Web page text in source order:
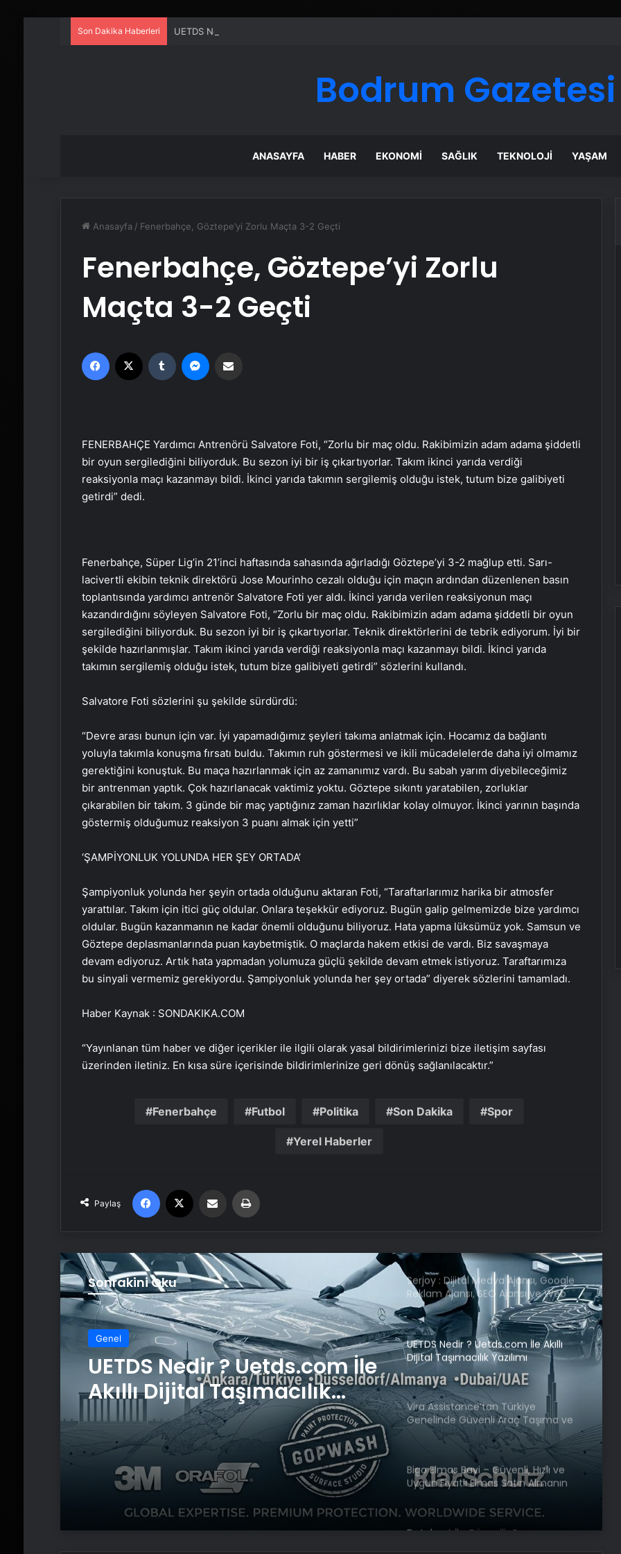
Son Dakika Haberleri UETDS Nedir ? Uetds.com İle Akıllı Dijital Taşımacılık Yazılımı
Bodrum Gazetesi
ANASAYFA HABER EKONOMI SAĞLIK TEKNOLOJI YAŞAM
Anasayfa / Fenerbahçe, Göztepe’yi Zorlu Maçta 3-2 Geçti
Fenerbahçe, Göztepe’yi Zorlu
Maçta 3-2 Geçti
Facebook Tumblr
FENERBAHÇE Yardımcı Antrenörü Salvatore Foti, “Zorlu bir maç oldu. Rakibimizin adam adama şiddetli
bir oyun sergilediğini biliyorduk. Bu sezon iyi bir iş çıkartıyorlar. Takım ikinci yarıda verdiği
reaksiyonla maçı kazanmayı bildi. İkinci yarıda takımın sergilemiş olduğu istek, tutum bize galibiyeti
getirdi” dedi.
Fenerbahçe, Süper Lig’in 21’inci haftasında sahasında ağırladığı Göztepe’yi 3-2 mağlup etti. Sarı-
lacivertli ekibin teknik direktörü Jose Mourinho cezalı olduğu için maçın ardından düzenlenen basın
toplantısında yardımcı antrenör Salvatore Foti yer aldı. İkinci yarıda verilen reaksiyonun maçı
kazandırdığını söyleyen Salvatore Foti, “Zorlu bir maç oldu. Rakibimizin adam adama şiddetli bir oyun
sergilediğini biliyorduk. Bu sezon iyi bir iş çıkartıyorlar. Teknik direktörlerini de tebrik ediyorum. İyi bir
şekilde hazırlanmışlar. Takım ikinci yarıda verdiği reaksiyonla maçı kazanmayı bildi. İkinci yarıda
takımın sergilemiş olduğu istek, tutum bize galibiyeti getirdi” sözlerini kullandı.
Salvatore Foti sözlerini şu şekilde sürdürdü:
“Devre arası bunun için var. İyi yapamadığımız şeyleri takıma anlatmak için. Hocamız da bağlantı
yoluyla takımla konuşma fırsatı buldu. Takımın ruh göstermesi ve ikili mücadelelerde daha iyi olmamız
gerektiğini konuştuk. Bu maça hazırlanmak için az zamanımız vardı. Bu sabah yarım diyebileceğimiz
bir antrenman yaptık. Çok hazırlanacak vaktimiz yoktu. Göztepe sıkıntı yaratabilen, zorluklar
çıkarabilen bir takım. 3 günde bir maç yaptığınız zaman hazırlıklar kolay olmuyor. İkinci yarının başında
göstermiş olduğumuz reaksiyon 3 puanı almak için yetti”
‘ŞAMPİYONLUK YOLUNDA HER ŞEY ORTADA’
Şampiyonluk yolunda her şeyin ortada olduğunu aktaran Foti, “Taraftarlarımız harika bir atmosfer
yarattılar. Takım için itici güç oldular. Onlara teşekkür ediyoruz. Bugün galip gelmemizde bize yardımcı
oldular. Bugün kazanmanın ne kadar önemli olduğunu biliyoruz. Hata yapma lüksümüz yok. Samsun ve
Göztepe deplasmanlarında puan kaybetmiştik. O maçlarda hakem etkisi de vardı. Biz savaşmaya
devam ediyoruz. Artık hata yapmadan yolumuza güçlü şekilde devam etmek istiyoruz. Taraftarımıza
bu sinyali vermemiz gerekiyordu. Şampiyonluk yolunda her şey ortada” diyerek sözlerini tamamladı.
Haber Kaynak : SONDAKIKA.COM
“Yayınlanan tüm haber ve diğer içerikler ile ilgili olarak yasal bildirimlerinizi bize iletişim sayfası
üzerinden iletiniz. En kısa süre içerisinde bildirimlerinize geri dönüş sağlanılacaktır.”
Fenerbahçe Futbol Politika Son Dakika Spor
Yerel Haberler
Paylaş
Facebook Email'den paylaş
Sonrakini Oku
Genel
UETDS Nedir ? Uetds.com İle
Akıllı Dijital Taşımacılık
Yazılımı
Başkan Erdoğan’dan ZTK şampiyonu
Galatasaray’a tebrik
zirvesi! İran, Avrupalı yetkililerle bir
araya gelecek
ve Türk dış politikasına övgü
Serjoy : Dijital Medya Ajansı, Google
Reklam Ajansı, SEO Ajansı ve Web
Tasarım Ajansı
UETDS Nedir ? Uetds.com İle Akıllı
Dijital Taşımacılık Yazılımı
Vira Assistance’tan Türkiye
Genelinde Güvenli Araç Taşıma ve
Yol Yardım Atağı
Bigo Elmas Bayi – Güvenli, Hızlı ve
Uygun Fiyatlı Elmas Satın Almanın
Datahost İle Güvenilir Sunucu